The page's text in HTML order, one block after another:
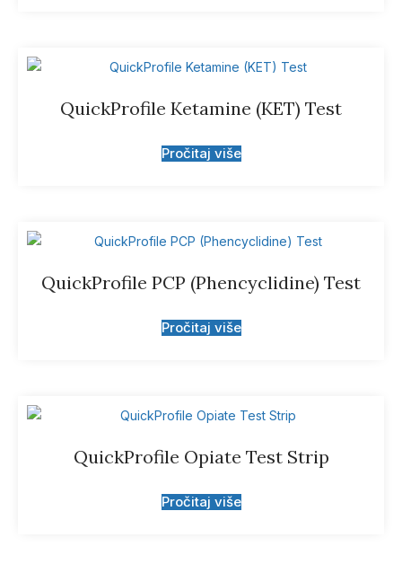
QuickProfile Ketamine (KET) Test
Pročitaj više
QuickProfile PCP (Phencyclidine) Test
Pročitaj više
QuickProfile Opiate Test Strip
Pročitaj više